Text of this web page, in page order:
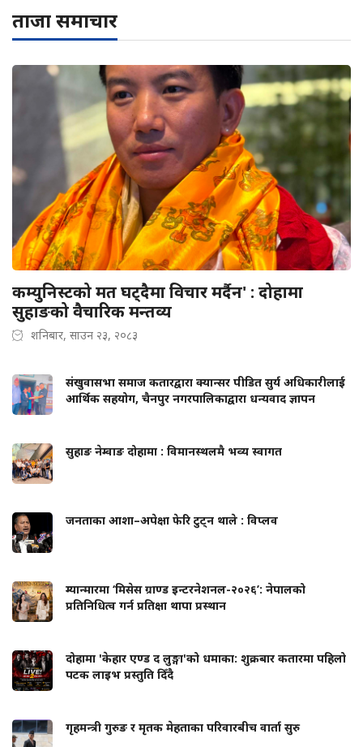
ताजा समाचार
कम्युनिस्टको मत घट्दैमा विचार मर्दैन' : दोहामा
सुहाङको वैचारिक मन्तव्य
शनिबार, साउन २३, २०८३
संखुवासभा समाज कतारद्वारा क्यान्सर पीडित सुर्य अधिकारीलाई
आर्थिक सहयोग, चैनपुर नगरपालिकाद्वारा धन्यवाद ज्ञापन
सुहाङ नेम्वाङ दोहामा : विमानस्थलमै भव्य स्वागत
जनताका आशा–अपेक्षा फेरि टुट्न थाले : विप्लव
म्यान्मारमा ‘मिसेस ग्राण्ड इन्टरनेशनल-२०२६’: नेपालको
प्रतिनिधित्व गर्न प्रतिक्षा थापा प्रस्थान
दोहामा 'केहार एण्ड द लुङ्गा'को धमाका: शुक्रबार कतारमा पहिलो
पटक लाइभ प्रस्तुति दिँदै
गृहमन्त्री गुरुङ र मृतक मेहताका परिवारबीच वार्ता सुरु